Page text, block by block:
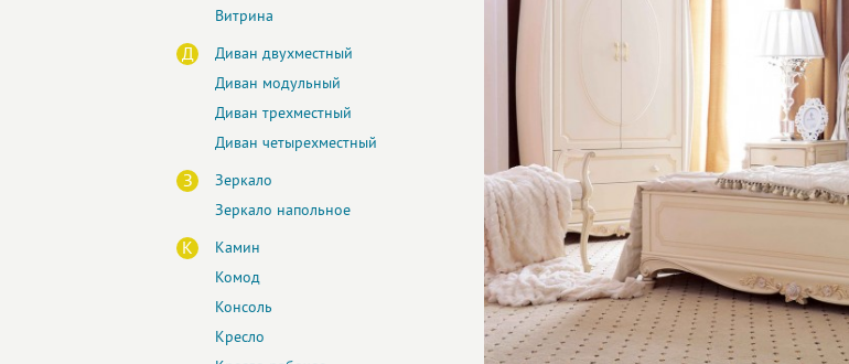
Витрина
Д
Диван двухместный
Диван модульный
Диван трехместный
Диван четырехместный
З
Зеркало
Зеркало напольное
К
Камин
Комод
Консоль
Кресло